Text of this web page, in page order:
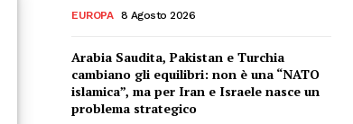
EUROPA 8 Agosto 2026
Arabia Saudita, Pakistan e Turchia
cambiano gli equilibri: non è una “NATO
islamica”, ma per Iran e Israele nasce un
problema strategico